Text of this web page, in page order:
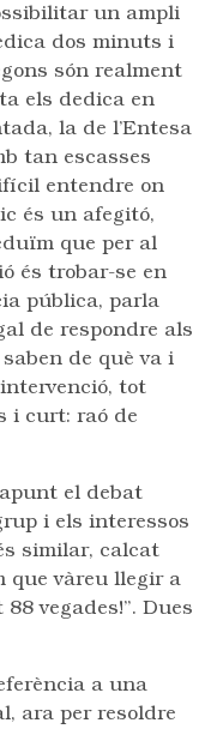
un ampli
dos minuts i
són realment
els dedica en
la de l’Entesa
tan escasses
entendre on
és un afegitó,
que per al
és trobar-se en
pública, parla
de respondre als
de què va i
tot
i curt: raó de
el debat
i els interessos
similar, calcat
que vàreu llegir a
vegades!”. Dues
a una
ara per resoldre